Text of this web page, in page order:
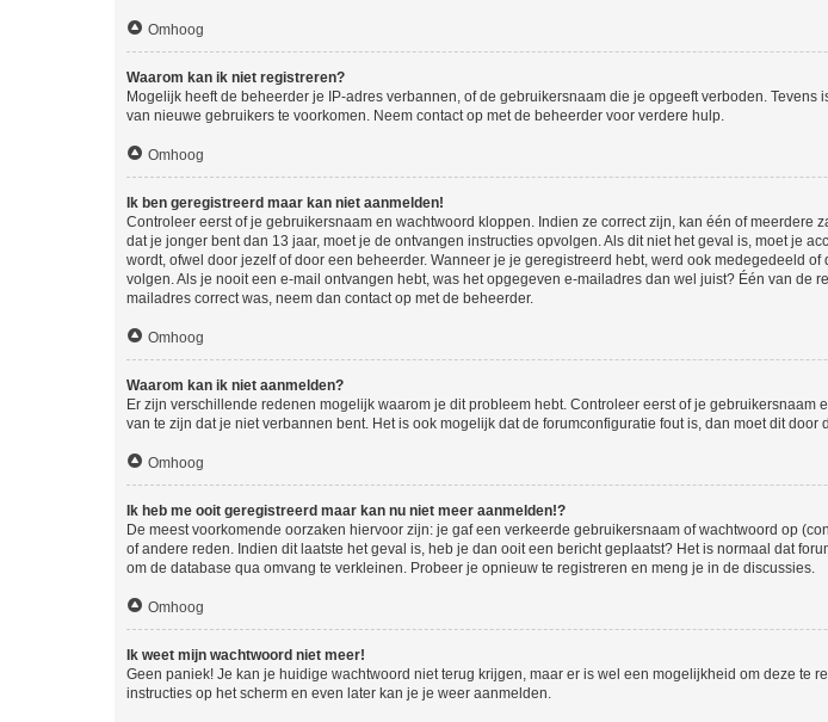
Omhoog
Waarom kan ik niet registreren?
Mogelijk heeft de beheerder je IP-adres verbannen, of de gebruikersnaam die je opgeeft verboden.
van nieuwe gebruikers te voorkomen. Neem contact op met de beheerder voor verdere hulp.
Omhoog
Ik ben geregistreerd maar kan niet aanmelden!
Controleer eerst of je gebruikersnaam en wachtwoord kloppen. Indien ze correct zijn, kan één of
dat je jonger bent dan 13 jaar, moet je de ontvangen instructies opvolgen. Als dit niet het geval is, moet je
wordt, ofwel door jezelf of door een beheerder. Wanneer je je geregistreerd hebt, werd ook medegedeeld
volgen. Als je nooit een e-mail ontvangen hebt, was het opgegeven e-mailadres dan wel juist? Één van de
mailadres correct was, neem dan contact op met de beheerder.
Omhoog
Waarom kan ik niet aanmelden?
Er zijn verschillende redenen mogelijk waarom je dit probleem hebt. Controleer eerst of je
van te zijn dat je niet verbannen bent. Het is ook mogelijk dat de forumconfiguratie fout is, dan moet dit door
Omhoog
Ik heb me ooit geregistreerd maar kan nu niet meer aanmelden!?
De meest voorkomende oorzaken hiervoor zijn: je gaf een verkeerde gebruikersnaam of wachtwoord op
of andere reden. Indien dit laatste het geval is, heb je dan ooit een bericht geplaatst? Het is normaal dat
om de database qua omvang te verkleinen. Probeer je opnieuw te registreren en meng je in de discussies.
Omhoog
Ik weet mijn wachtwoord niet meer!
Geen paniek! Je kan je huidige wachtwoord niet terug krijgen, maar er is wel een mogelijkheid om deze te
instructies op het scherm en even later kan je je weer aanmelden.